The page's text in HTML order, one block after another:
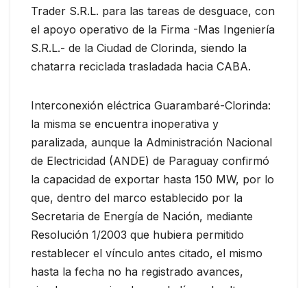
Trader S.R.L. para las tareas de desguace, con
el apoyo operativo de la Firma -Mas Ingeniería
S.R.L.- de la Ciudad de Clorinda, siendo la
chatarra reciclada trasladada hacia CABA.
Interconexión eléctrica Guarambaré-Clorinda:
la misma se encuentra inoperativa y
paralizada, aunque la Administración Nacional
de Electricidad (ANDE) de Paraguay confirmó
la capacidad de exportar hasta 150 MW, por lo
que, dentro del marco establecido por la
Secretaria de Energía de Nación, mediante
Resolución 1/2003 que hubiera permitido
restablecer el vínculo antes citado, el mismo
hasta la fecha no ha registrado avances,